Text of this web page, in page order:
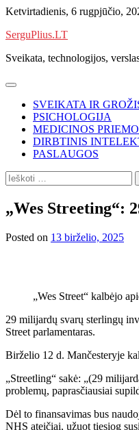
Skip
content
Ketvirtadienis, 6 rugpjūčio,
SerguPlius.LT
Sveikata, technologijos,
SVEIKATA IR
PSICHOLOGIJA
MEDICINOS
DIRBTINIS
PASLAUGOS
Ieškoti:
„Wes Streeting“:
Posted on 13 birželio, 2025
„Wes Street“ kalbėjo
29 milijardų svarų sterlingų
Street parlamentaras.
Birželio 12 d. Mančesteryje
„Streetling“ sakė: „(29
problemų, paprasčiausiai
Dėl to finansavimas bus
NHS ateičiai, užuot tiesiog